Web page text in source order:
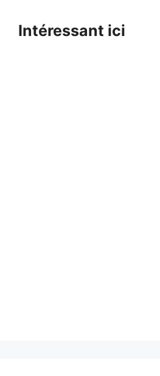
contentIntéressant ici